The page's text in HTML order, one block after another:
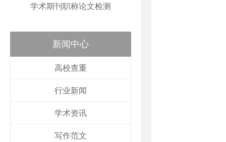
学术期刊职称论文检测
新闻中心
高校查重
行业新闻
学术资讯
写作范文